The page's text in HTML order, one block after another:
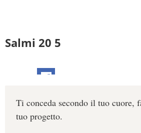
Salmi 20 5
Ti conceda secondo il tuo cuore,
tuo progetto.